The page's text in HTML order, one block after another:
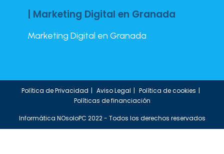
| Marketing Digital en Granada
Marketing Digital en Granada
Política de Privacidad Aviso Legal
Política de cookies
Políticas de financiación
Informática NOsoloPC 2022 - Todos los derechos reservados